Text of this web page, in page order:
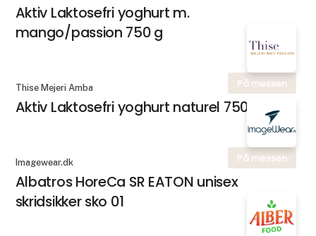
Aktiv Laktosefri yoghurt m.
mango/passion 750 g
På messen
Thise Mejeri Amba
Aktiv Laktosefri yoghurt naturel 750 g
På messen
Imagewear.dk
Albatros HoreCa SR EATON unisex
skridsikker sko 01